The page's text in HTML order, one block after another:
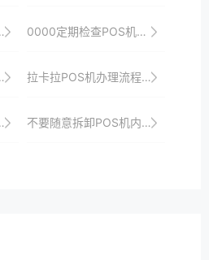
0000定期检查POS机的物理锁具是否有效。
拉卡拉POS机办理流程全解析：助力商家快速收银与转型升级
不要随意拆卸POS机内部结构，以免影响保修或造成损坏。